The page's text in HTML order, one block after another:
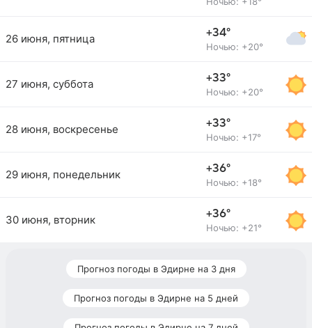
26 июня, пятница +34°
Ночью: +20°
27 июня, суббота +33°
Ночью: +20°
28 июня, воскресенье +33°
Ночью: +17°
29 июня, понедельник +36°
Ночью: +18°
30 июня, вторник +36°
Ночью: +21°
Прогноз погоды в Эдирне на 3 дня
Прогноз погоды в Эдирне на 5 дней